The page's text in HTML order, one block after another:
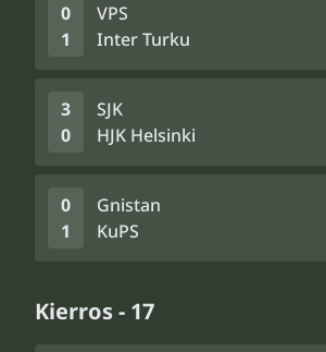
0
1
VPS
Inter Turku
3
0
SJK
HJK Helsinki
0
1
Gnistan
KuPS
Kierros - 17